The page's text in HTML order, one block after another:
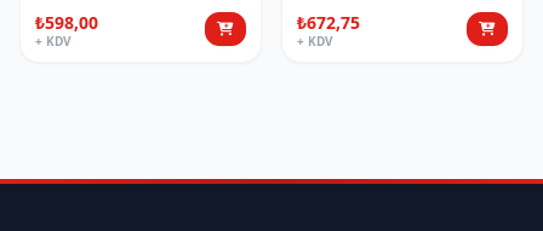
₺598,00
+ KDV
₺672,75
+ KDV